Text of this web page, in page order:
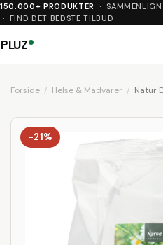
150.000+ PRODUKTER
· SAMMENLIGN
· FIND DET BEDSTE TILBUD
PLUZ
Forside Helse & Madvarer Natur
-21%